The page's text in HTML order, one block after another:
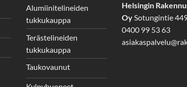
Alumiinitelineiden
tukkukauppa
Terästelineiden
tukkukauppa
Taukovaunut
Helsingin
OySotungintie
0400 99 53 63